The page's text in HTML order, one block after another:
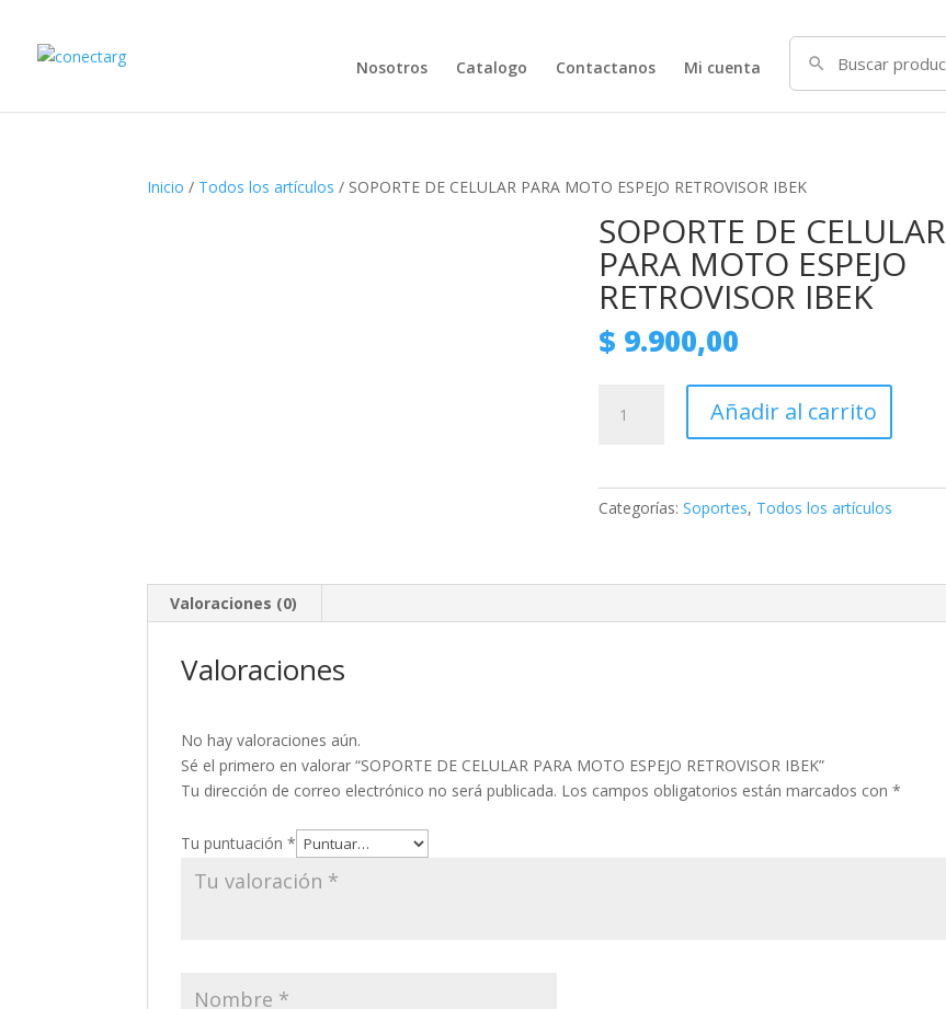
Nosotros Catalogo Contactanos Mi cuenta
Inicio / Todos los artículos / SOPORTE DE CELULAR PARA MOTO ESPEJO RETROVISOR IBEK
SOPORTE DE CELULAR
PARA MOTO ESPEJO
RETROVISOR IBEK
$ 9.900,00
ESPEJO
Añadir al carrito
Categorías:Soportes, Todos los artículos
Valoraciones (0)
Valoraciones
No hay valoraciones aún.
Sé el primero en valorar “SOPORTE DE CELULAR PARA MOTO ESPEJO RETROVISOR IBEK”
Tu dirección de correo electrónico no será publicada. Los campos obligatorios están marcados con*
Tu puntuación*